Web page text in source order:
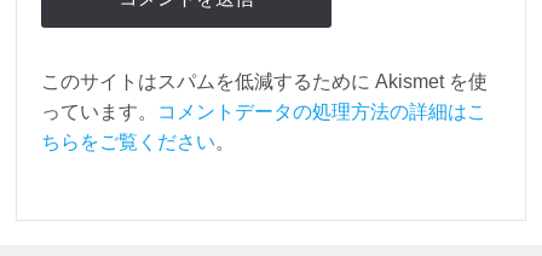
このサイトはスパムを低減するために Akismet を使
っています。 コメントデータの処理方法の詳細はこ
ちらをご覧ください。